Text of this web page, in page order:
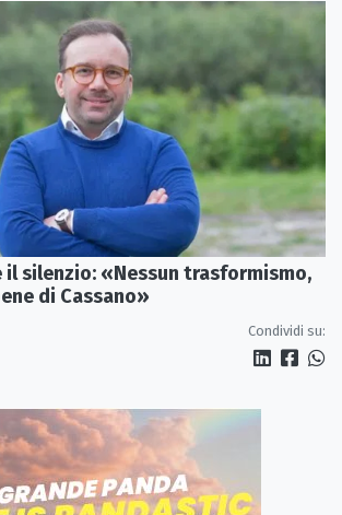
il silenzio: «Nessun trasformismo,
di Cassano»
Condividi su: